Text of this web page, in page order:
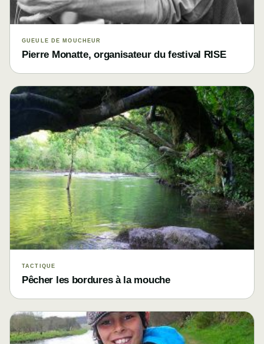
GUEULE DE MOUCHEUR
Pierre Monatte, organisateur du festival RISE
TACTIQUE
Pêcher les bordures à la mouche